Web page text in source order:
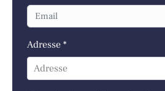
Adresse *
Adresse